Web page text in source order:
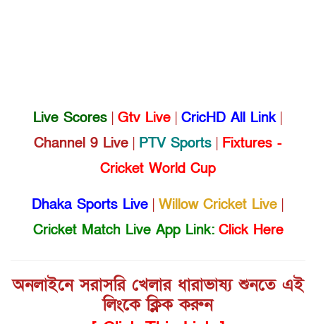
Live Scores | Gtv Live | CricHD All Link|
Channel 9 Live | PTV Sports | Fixtures -
Cricket World Cup
Dhaka Sports Live | Willow Cricket Live |
Cricket Match Live App Link: Click Here
অনলাইনে সরাসরি খেলার ধারাভাষ্য শুনতে এই
লিংকে ক্লিক করুন